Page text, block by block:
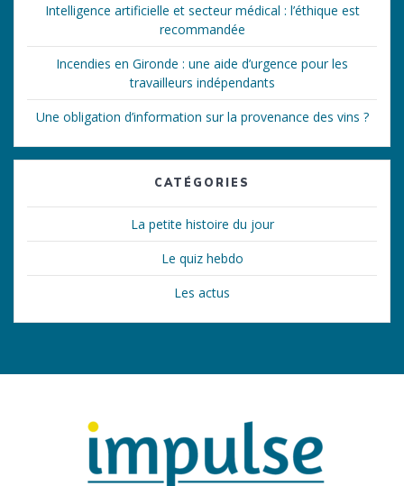
Intelligence artificielle et secteur médical : l’éthique est
recommandée
Incendies en Gironde : une aide d’urgence pour les
travailleurs indépendants
Une obligation d’information sur la provenance des vins ?
CATÉGORIES
La petite histoire du jour
Le quiz hebdo
Les actus